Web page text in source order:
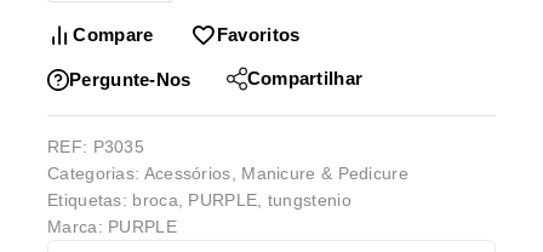
Compare Favoritos
Pergunte-Nos Compartilhar
REF: P3035
Categorias: Acessórios
Manicure & Pedicure
Etiquetas: broca PURPLE tungstenio
Marca: PURPLE